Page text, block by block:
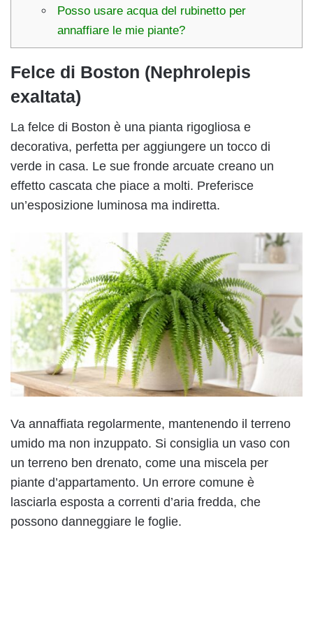
Posso usare acqua del rubinetto per
annaffiare le mie piante?
Felce di Boston (Nephrolepis
exaltata)
La felce di Boston è una pianta rigogliosa e
decorativa, perfetta per aggiungere un tocco di
verde in casa. Le sue fronde arcuate creano un
effetto cascata che piace a molti. Preferisce
un’esposizione luminosa ma indiretta.
Va annaffiata regolarmente, mantenendo il terreno
umido ma non inzuppato. Si consiglia un vaso con
un terreno ben drenato, come una miscela per
piante d’appartamento. Un errore comune è
lasciarla esposta a correnti d’aria fredda, che
possono danneggiare le foglie.